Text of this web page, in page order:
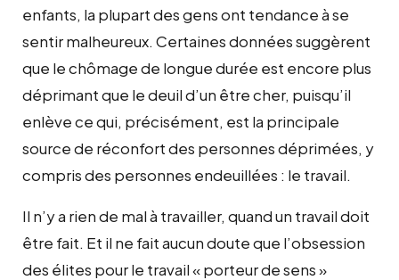
enfants, la plupart des gens ont tendance à se
sentir malheureux. Certaines données suggèrent
que le chômage de longue durée est encore plus
déprimant que le deuil d’un être cher, puisqu’il
enlève ce qui, précisément, est la principale
source de réconfort des personnes déprimées, y
compris des personnes endeuillées : le travail.
Il n’y a rien de mal à travailler, quand un travail doit
être fait. Et il ne fait aucun doute que l’obsession
des élites pour le travail « porteur de sens »